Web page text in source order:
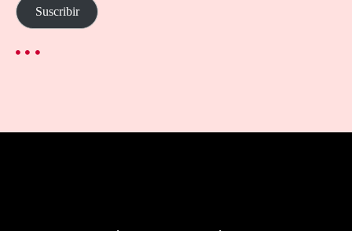
e
c
i
Suscribir